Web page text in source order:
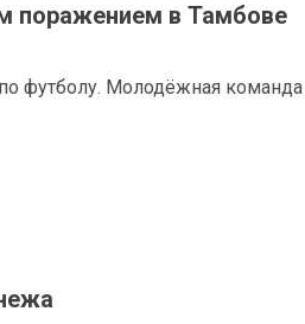
поражением в Тамбове
футболу. Молодёжная команда